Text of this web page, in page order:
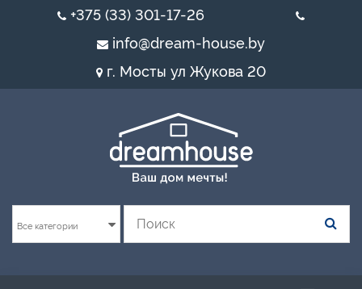
+375 (33) 301-17-26
info@dream-house.by
г. Мосты ул Жукова 20
Все категории